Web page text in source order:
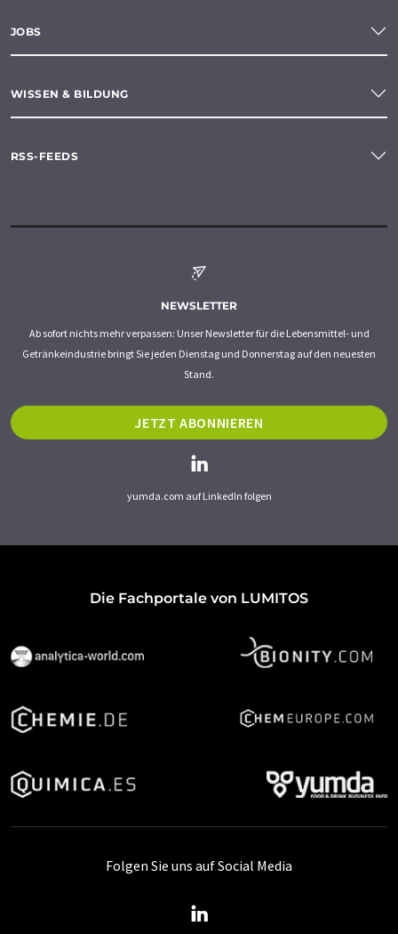
JOBS
WISSEN & BILDUNG
RSS-FEEDS
NEWSLETTER
Ab sofort nichts mehr verpassen: Unser Newsletter für die Lebensmittel- und
Getränkeindustrie bringt Sie jeden Dienstag und Donnerstag auf den neuesten
Stand.
JETZT ABONNIEREN
yumda.com auf LinkedIn folgen
Die Fachportale von LUMITOS
Folgen Sie uns auf Social Media